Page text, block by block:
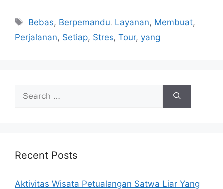
Tags
Bebas, Berpemandu, Layanan, Membuat,
Perjalanan, Setiap, Stres, Tour, yang
Search
for:
Recent Posts
Aktivitas Wisata Petualangan Satwa Liar Yang